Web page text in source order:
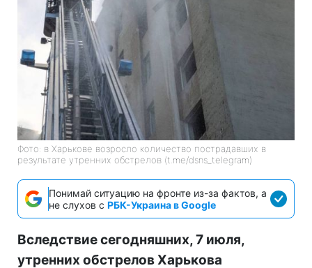
Фото: в Харькове возросло количество пострадавших в
результате утренних обстрелов (t.me/dsns_telegram)
Понимай ситуацию на фронте из-за фактов, а
не слухов с РБК-Украина в Google
Вследствие сегодняшних, 7 июля,
утренних обстрелов Харькова